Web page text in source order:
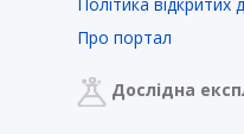
Про портал
Дослідна